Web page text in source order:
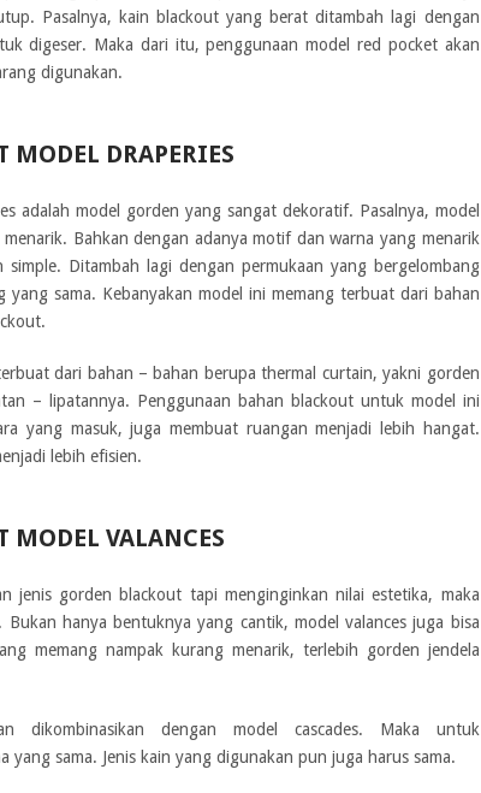
Pasalnya, kain blackout yang berat ditambah lagi dengan
digeser. Maka dari itu, penggunaan model red pocket akan
digunakan.
MODEL DRAPERIES
adalah model gorden yang sangat dekoratif. Pasalnya, model
Bahkan dengan adanya motif dan warna yang menarik
simple. Ditambah lagi dengan permukaan yang bergelombang
yang sama. Kebanyakan model ini memang terbuat dari bahan
dari bahan – bahan berupa thermal curtain, yakni gorden
– lipatannya. Penggunaan bahan blackout untuk model ini
yang masuk, juga membuat ruangan menjadi lebih hangat.
lebih efisien.
MODEL VALANCES
jenis gorden blackout tapi menginginkan nilai estetika, maka
Bukan hanya bentuknya yang cantik, model valances juga bisa
memang nampak kurang menarik, terlebih gorden jendela
dikombinasikan dengan model cascades. Maka untuk
yang sama. Jenis kain yang digunakan pun juga harus sama.